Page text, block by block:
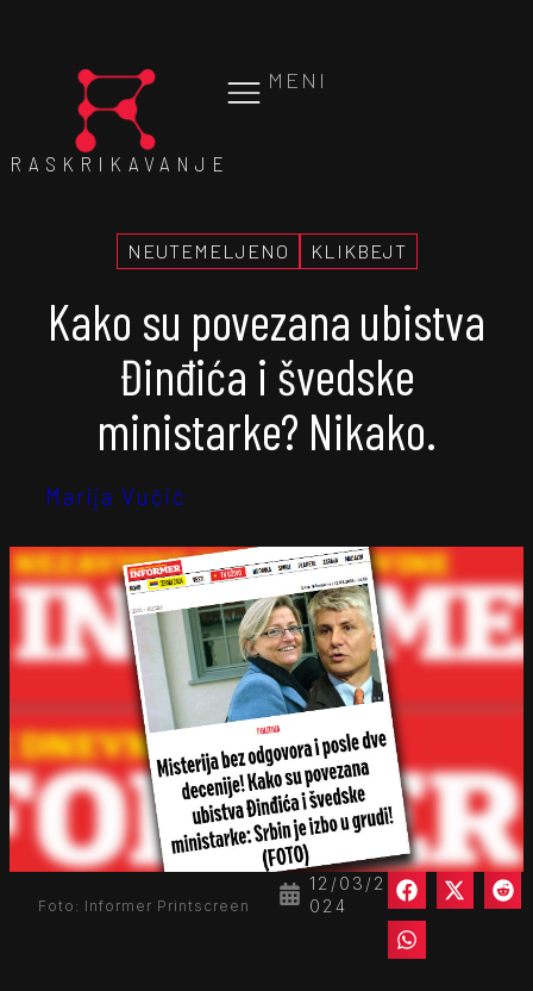
MENI
RASKRIKAVANJE
NEUTEMELJENO KLIKBEJT
Kako su povezana ubistva
Đinđića i švedske
ministarke? Nikako.
Marija Vučić
12/03/2
024
Foto: Informer Printscreen